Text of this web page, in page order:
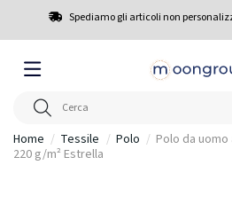
Spediamo gli articoli non
Home Tessile Polo
Polo da
220 g/m² Estrella